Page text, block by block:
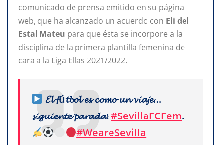
comunicado de prensa emitido en su página
web, que ha alcanzado un acuerdo con Eli del
Estal Mateu para que ésta se incorpore a la
disciplina de la primera plantilla femenina de
cara a la Liga Ellas 2021/2022.
𝓔𝓵 𝓯ú𝓽𝓫𝓸𝓵 𝓮𝓼 𝓬𝓸𝓶𝓸 𝓾𝓷 𝓿𝓲𝓪𝓳𝓮…
𝓼𝓲𝓰𝓾𝓲𝓮𝓷𝓽𝓮 𝓹𝓪𝓻𝓪𝓭𝓪:#SevillaFCFem.
#WeareSevilla